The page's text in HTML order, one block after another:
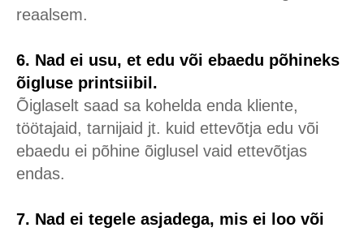
reaalsem.
6. Nad ei usu, et edu või ebaedu põhineks
õigluse printsiibil.
Õiglaselt saad sa kohelda enda kliente,
töötajaid, tarnijaid jt. kuid ettevõtja edu või
ebaedu ei põhine õiglusel vaid ettevõtjas
endas.
7. Nad ei tegele asjadega, mis ei loo või